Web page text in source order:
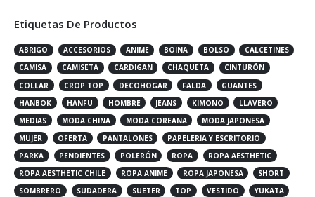
Etiquetas De Productos
ABRIGO ACCESORIOS ANIME BOINA BOLSO
CALCETINES
CAMISA
CAMISETA CARDIGAN CHAQUETA
CINTURÓN
COLLAR
CROP TOP DECOHOGAR FALDA
GUANTES
HANBOK
HANFU HOMBRE JEANS KIMONO
LLAVERO
MEDIAS
MODA CHINA MODA COREANA
MODA JAPONESA
MUJER
OFERTA PANTALONES
PAPELERIA Y ESCRITORIO
PARKA
PENDIENTES POLERÓN ROPA
ROPA AESTHETIC
ROPA AESTHETIC CHILE
ROPA ANIME ROPA JAPONESA
SHORT
SOMBRERO
SUDADERA SUETER TOP VESTIDO YUKATA